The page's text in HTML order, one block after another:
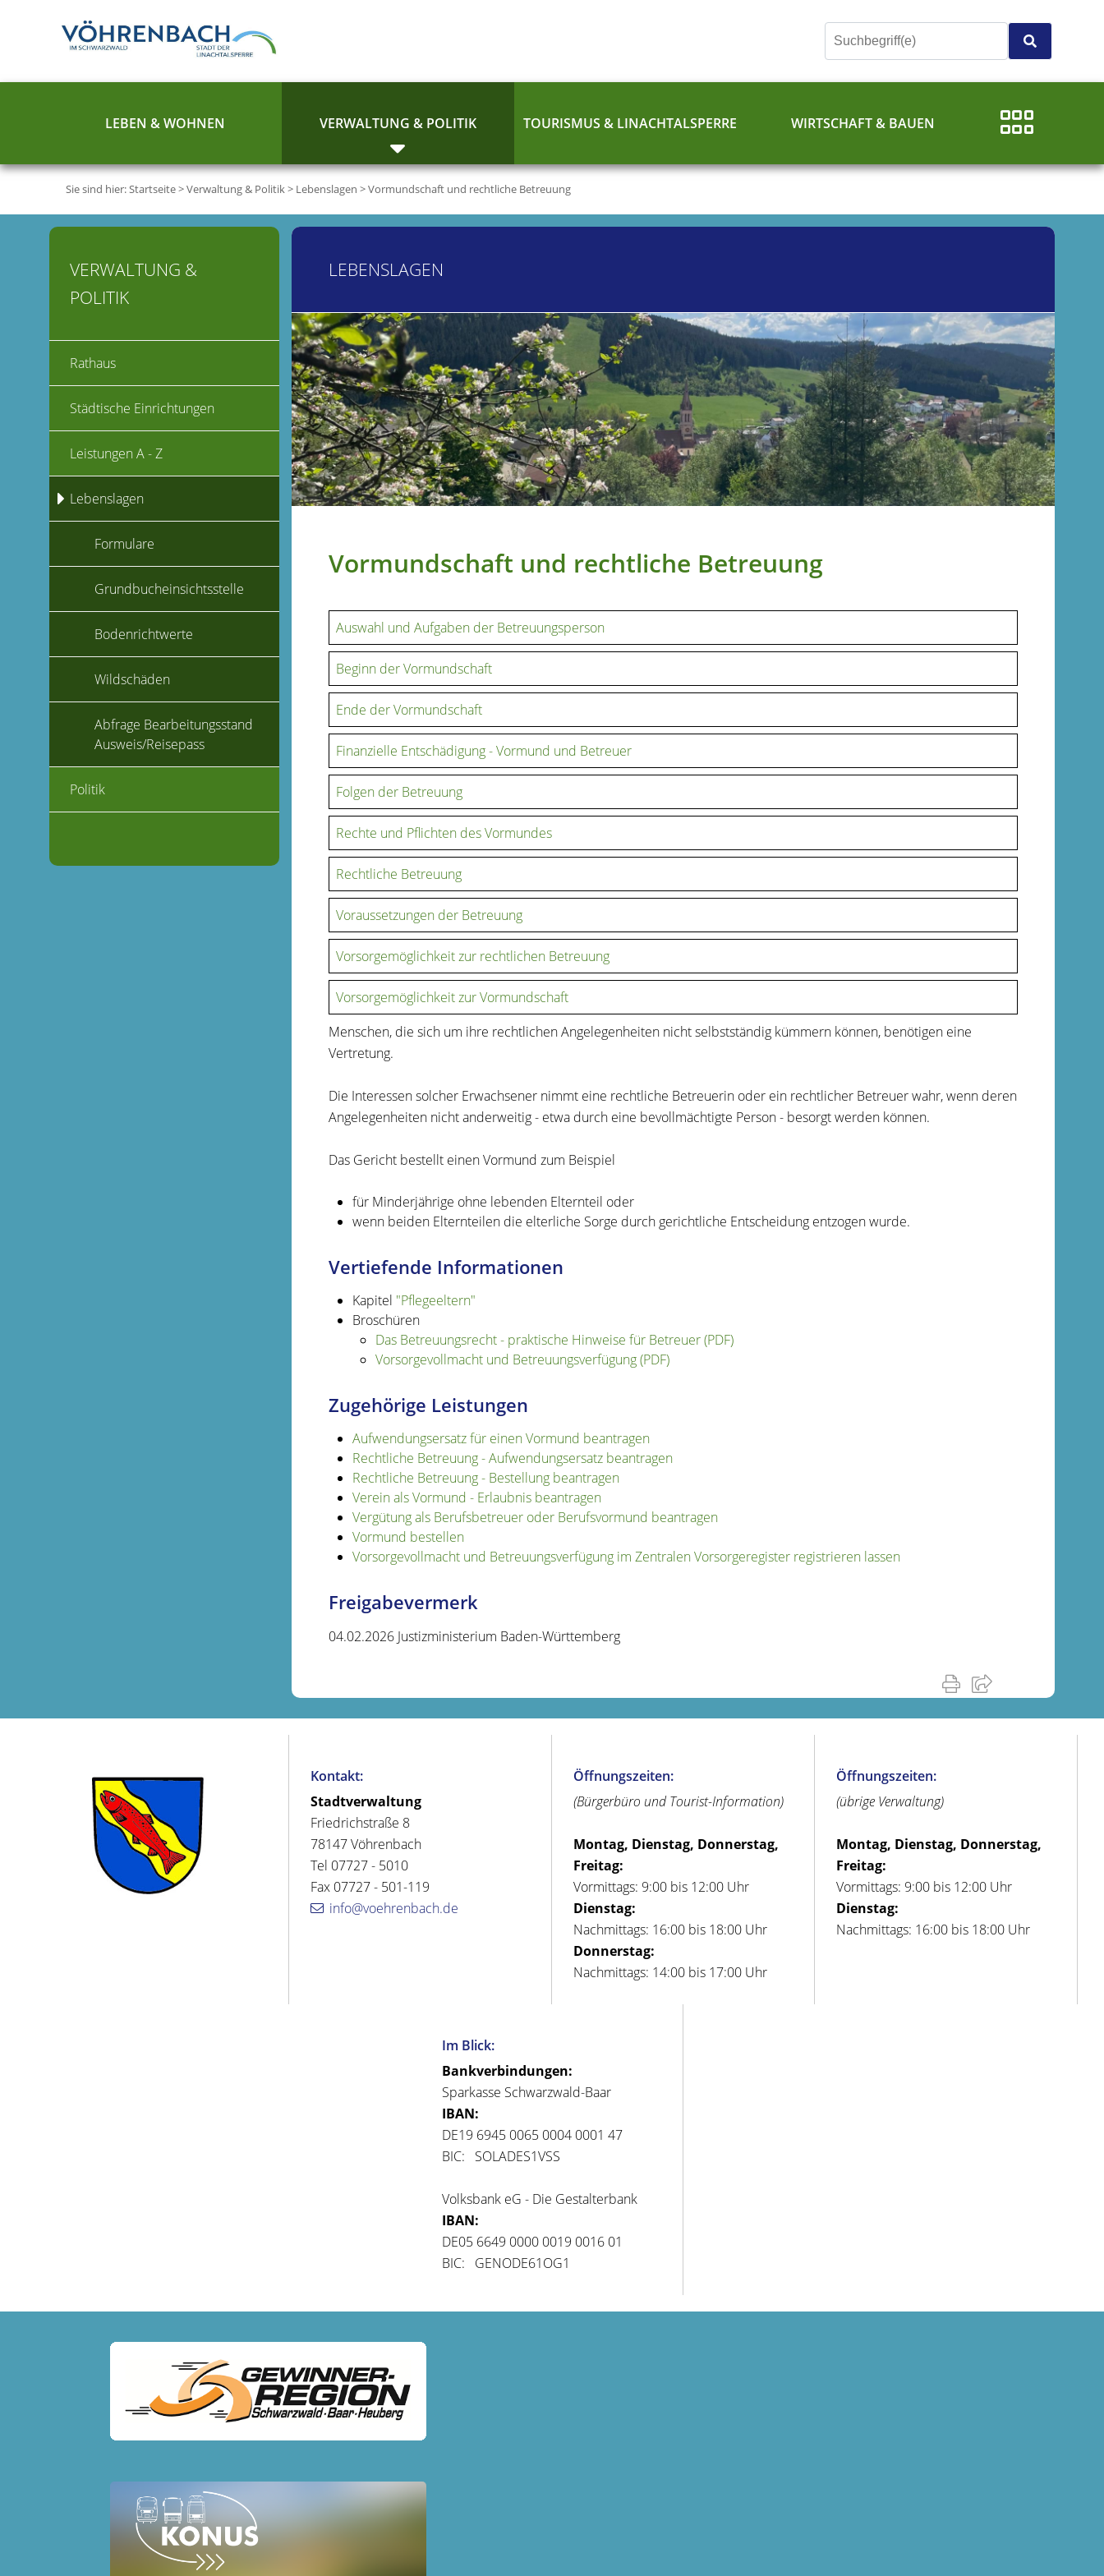
LEBEN & WOHNEN VERWALTUNG & POLITIK TOURISMUS & LINACHTALSPERRE WIRTSCHAFT & BAUEN
Sie sind hier:Startseite>Verwaltung & Politik> Lebenslagen >Vormundschaft und rechtliche Betreuung
LEBENSLAGEN
Vormundschaft und rechtliche Betreuung
Auswahl und Aufgaben der Betreuungsperson
Beginn der Vormundschaft
Ende der Vormundschaft
Finanzielle Entschädigung - Vormund und Betreuer
Folgen der Betreuung
Rechte und Pflichten des Vormundes
Rechtliche Betreuung
Voraussetzungen der Betreuung
Vorsorgemöglichkeit zur rechtlichen Betreuung
Vorsorgemöglichkeit zur Vormundschaft
Menschen, die sich um ihre rechtlichen Angelegenheiten nicht selbstständig kümmern können, benötigen eine
Vertretung.
Die Interessen solcher Erwachsener nimmt eine rechtliche Betreuerin oder ein rechtlicher Betreuer wahr, wenn deren
Angelegenheiten nicht anderweitig - etwa durch eine bevollmächtigte Person - besorgt werden können.
Das Gericht bestellt einen Vormund zum Beispiel
für Minderjährige ohne lebenden Elternteil oder
wenn beiden Elternteilen die elterliche Sorge durch gerichtliche Entscheidung entzogen wurde.
Vertiefende Informationen
Kapitel "Pflegeeltern"
Broschüren
Das Betreuungsrecht - praktische Hinweise für Betreuer (PDF)
Vorsorgevollmacht und Betreuungsverfügung (PDF)
Zugehörige Leistungen
Aufwendungsersatz für einen Vormund beantragen
Rechtliche Betreuung - Aufwendungsersatz beantragen
Rechtliche Betreuung - Bestellung beantragen
Verein als Vormund - Erlaubnis beantragen
Vergütung als Berufsbetreuer oder Berufsvormund beantragen
Vormund bestellen
Vorsorgevollmacht und Betreuungsverfügung im Zentralen Vorsorgeregister registrieren lassen
Freigabevermerk
04.02.2026 Justizministerium Baden-Württemberg
VERWALTUNG &
POLITIK
Rathaus
Städtische Einrichtungen
Leistungen A - Z
Lebenslagen
Formulare
Grundbucheinsichtsstelle
Bodenrichtwerte
Wildschäden
Abfrage Bearbeitungsstand
Ausweis/Reisepass
Politik
Kontakt:
Stadtverwaltung
Friedrichstraße 8
78147 Vöhrenbach
Tel 07727 - 5010
Fax 07727 - 501-119
info@voehrenbach.de
Öffnungszeiten:
(Bürgerbüro und Tourist-Information)
Montag, Dienstag, Donnerstag,
Freitag:
Vormittags: 9:00 bis 12:00 Uhr
Dienstag:
Nachmittags: 16:00 bis 18:00 Uhr
Donnerstag:
Nachmittags: 14:00 bis 17:00 Uhr
Öffnungszeiten:
(übrige Verwaltung)
Montag, Dienstag, Donnerstag,
Freitag:
Vormittags: 9:00 bis 12:00 Uhr
Dienstag:
Nachmittags: 16:00 bis 18:00 Uhr
Im Blick:
Bankverbindungen:
Sparkasse Schwarzwald-Baar
IBAN:
DE19 6945 0065 0004 0001 47
BIC: SOLADES1VSS
Volksbank eG - Die Gestalterbank
IBAN:
DE05 6649 0000 0019 0016 01
BIC: GENODE61OG1